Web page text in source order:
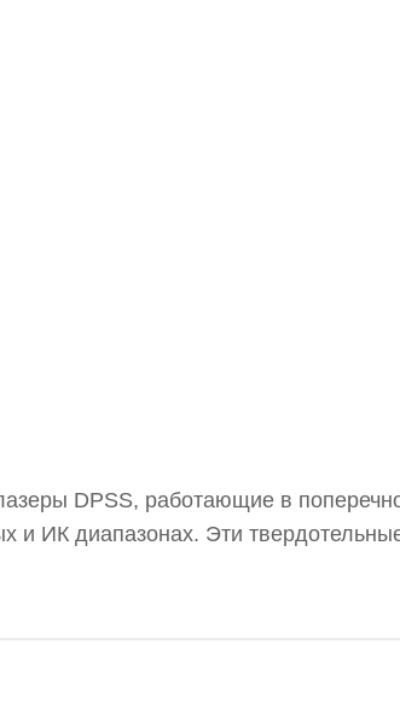
DPSS, работающие в
и ИК диапазонах. Эти
мВт. Их твердотельная конструкция
что делает их идеальными для